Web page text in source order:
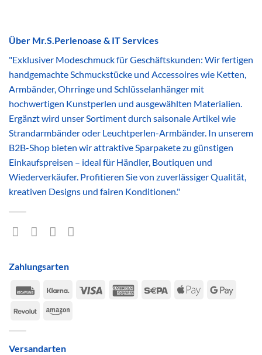
Über Mr.S.Perlenoase & IT Services
"Exklusiver Modeschmuck für Geschäftskunden: Wir fertigen
handgemachte Schmuckstücke und Accessoires wie Ketten,
Armbänder, Ohrringe und Schlüsselanhänger mit
hochwertigen Kunstperlen und ausgewählten Materialien.
Ergänzt wird unser Sortiment durch saisonale Artikel wie
Strandarmbänder oder Leuchtperlen-Armbänder. In unserem
B2B-Shop bieten wir attraktive Sparpakete zu günstigen
Einkaufspreisen – ideal für Händler, Boutiquen und
Wiederverkäufer. Profitieren Sie von zuverlässiger Qualität,
kreativen Designs und fairen Konditionen."
Zahlungsarten
Rechung
Klarna Visa
American Sepa
Apple
Google
RevolutAmazon
Versandarten